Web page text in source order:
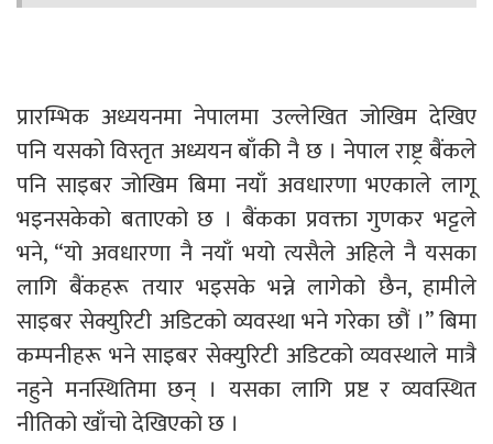
प्रारम्भिक अध्ययनमा नेपालमा उल्लेखित जोखिम देखिए
पनि यसको विस्तृत अध्ययन बाँकी नै छ । नेपाल राष्ट्र बैंकले
पनि साइबर जोखिम बिमा नयाँ अवधारणा भएकाले लागू
भइनसकेको बताएको छ । बैंकका प्रवक्ता गुणकर भट्टले
भने, “यो अवधारणा नै नयाँ भयो त्यसैले अहिले नै यसका
लागि बैंकहरू तयार भइसके भन्ने लागेको छैन, हामीले
साइबर सेक्युरिटी अडिटको व्यवस्था भने गरेका छौं ।” बिमा
कम्पनीहरू भने साइबर सेक्युरिटी अडिटको व्यवस्थाले मात्रै
नहुने मनस्थितिमा छन् । यसका लागि प्रष्ट र व्यवस्थित
नीतिको खाँचो देखिएको छ ।